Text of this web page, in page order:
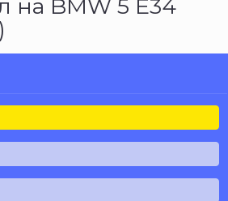
на BMW 5 E34